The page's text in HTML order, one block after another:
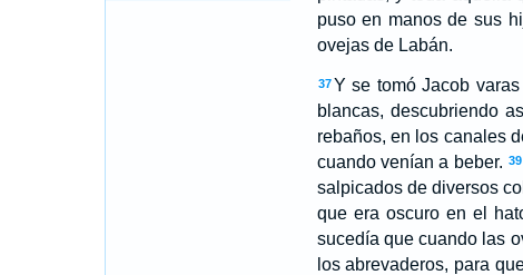
puso en manos de sus
ovejas de Labán.
37 Y se tomó Jacob
blancas, descubriendo
rebaños, en los canales
cuando venían a beber. 39
salpicados de diversos
que era oscuro en el
sucedía que cuando las
los abrevaderos, para